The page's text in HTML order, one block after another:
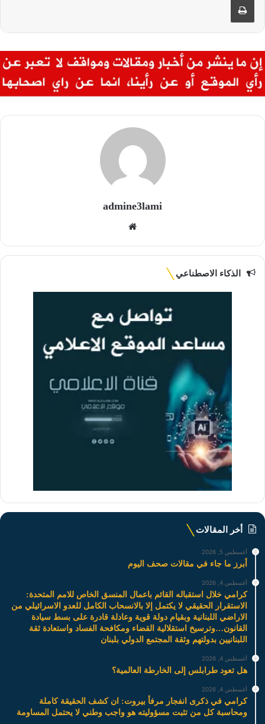
admine3lami
الذكاء الاصطناعي
أخر المقالات
أغسطس 5, 2026
أبرز ما جاء في مقالات صحف اليوم
أغسطس 4, 2026
كرامي خلال استقباله القائم باعمال المنسق الخاص للامم المتحدة:
الاستقرار الحقيقي لا يكتمل إلا بالانسحاب الكامل للعدو الاسرائيلي من
الاراضي اللبنانية وبقيام دولة قوية وعادلة قادرة على بسط سيادة
القانون…وترسيخ استقلالية القضاء ومكافحة الفساد واستعادة ثقة
اللبنانيين بدولتهم وثقة المجتمع الدولي بلبنان
أغسطس 4, 2026
هل تعود طرابلس إلى الخارطة العالمية؟
أغسطس 4, 2026
كرامي في ذكرى انفجار مرفأ بيروت: ان كشف الحقيقة كاملة
ومحاسبة كل من تثبت مسؤوليته هو واجب وطني لا يحتمل المساومة